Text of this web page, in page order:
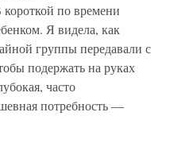
по времени
Я видела, как
группы передавали с
подержать на руках
часто
потребность —